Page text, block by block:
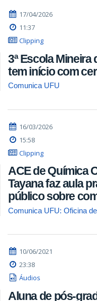
17/04/2026
11:37
Clipping
3ª Escola
tem início com
Comunica UFU
16/03/2026
15:58
Clipping
ACE de Química
Tayana faz aula
público sobre
Comunica UFU: Oficina
10/06/2021
23:38
Áudios
Aluna de pós-